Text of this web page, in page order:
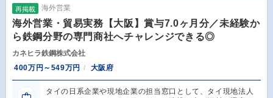
再掲載 海外営業
海外営業・貿易実務【大阪】賞与7.0ヶ月分／未経験か
ら鉄鋼分野の専門商社へチャレンジできる◎
カネヒラ鉄鋼株式会社
400万円～549万円
大阪府
タイの日系企業や現地企業の担当窓口として、タイ現地法人